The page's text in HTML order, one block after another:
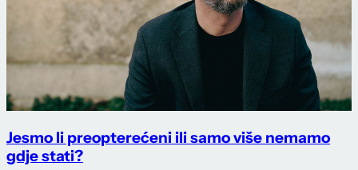
Jesmo li preopterećeni ili samo više nemamo
gdje stati?